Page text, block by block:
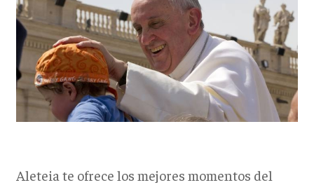
Aleteia te ofrece los mejores momentos del